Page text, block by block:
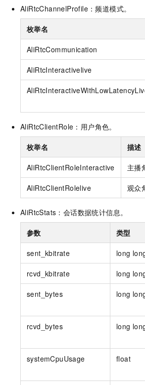
AliRtcChannelProfile：频道模式。
枚举名
AliRtcCommunication
AliRtcInteractivelive
AliRtcClientRole：用户角色。
枚举名 描述
AliRtcClientRoleInteractive 主播
AliRtcClientRolelive 观众
AliRtcStats：会话数据统计信息。
参数 类型
sent_kbitrate long
rcvd_kbitrate long
sent_bytes long
rcvd_bytes long
systemCpuUsage float